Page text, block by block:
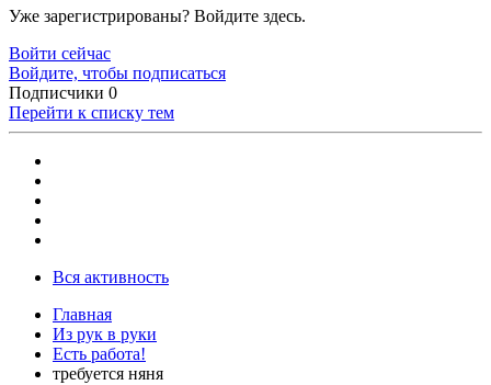
Уже зарегистрированы? Войдите здесь.
Войти сейчас
Войдите, чтобы подписаться
Подписчики 0
Перейти к списку тем
Вся активность
Главная
Из рук в руки
Есть работа!
требуется няня